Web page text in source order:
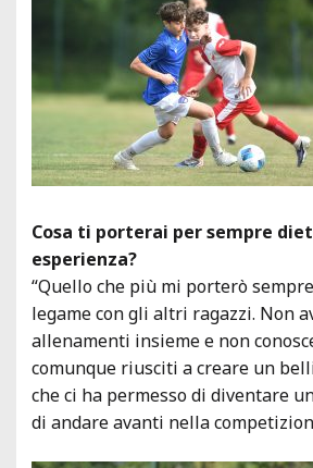
Cosa ti porterai per sempre
esperienza?
“Quello che più mi porterò
legame con gli altri ragazzi. Non
allenamenti insieme e non
comunque riusciti a creare un
che ci ha permesso di diventare
di andare avanti nella